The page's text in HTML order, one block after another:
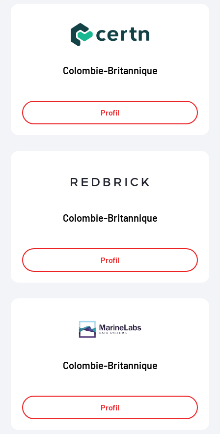
Colombie-Britannique
Profil
Colombie-Britannique
Profil
Colombie-Britannique
Profil